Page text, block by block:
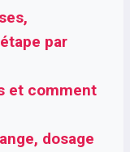
par
et comment
dosage